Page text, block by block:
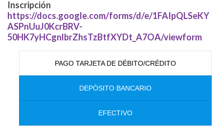
Inscripción
https://docs.google.com/forms/d/e/1FAIpQLSeKY
ASPnUuJ0KcrBRV-
50HK7yHCgnlbrZhsTzBtfXYDt_A7OA/viewform
PAGO TARJETA DE DÉBITO/CRÉDITO
DEPÓSITO BANCARIO
EFECTIVO